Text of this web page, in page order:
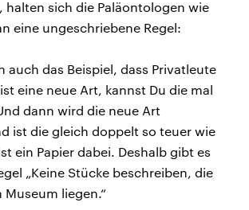
halten sich die Paläontologen wie
eine ungeschriebene Regel:
auch das Beispiel, dass Privatleute
eine neue Art, kannst Du die mal
dann wird die neue Art
ist die gleich doppelt so teuer wie
ein Papier dabei. Deshalb gibt es
„Keine Stücke beschreiben, die
liegen.“